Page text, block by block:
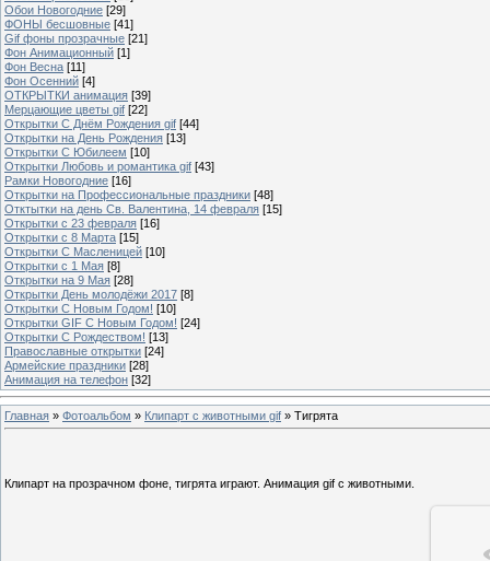
Обои Новогодние [29]
ФОНЫ бесшовные [41]
Gif фоны прозрачные [21]
Фон Анимационный [1]
Фон Весна [11]
Фон Осенний [4]
ОТКРЫТКИ анимация [39]
Мерцающие цветы gif [22]
Открытки С Днём Рождения gif [44]
Открытки на День Рождения [13]
Открытки С Юбилеем [10]
Открытки Любовь и романтика gif [43]
Рамки Новогодние [16]
Открытки на Профессиональные праздники [48]
Отктытки на день Св. Валентина, 14 февраля [15]
Открытки с 23 февраля [16]
Открытки с 8 Марта [15]
Открытки С Масленицей [10]
Открытки с 1 Мая [8]
Открытки на 9 Мая [28]
Открытки День молодёжи 2017 [8]
Открытки С Новым Годом! [10]
Открытки GIF С Новым Годом! [24]
Открытки С Рождеством! [13]
Православные открытки [24]
Армейские праздники [28]
Анимация на телефон [32]
Главная » Фотоальбом » Клипарт с животными gif » Тигрята
Клипарт на прозрачном фоне, тигрята играют. Анимация gif с животными.